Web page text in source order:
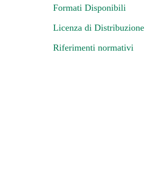
Formati Disponibili
Licenza di Distribuzione
Riferimenti normativi